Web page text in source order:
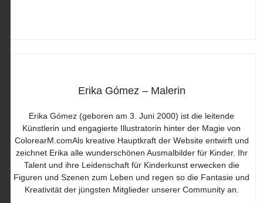
Erika Gómez – Malerin
Erika Gómez (geboren am 3. Juni 2000) ist die leitende
Künstlerin und engagierte Illustratorin hinter der Magie von
ColorearM.comAls kreative Hauptkraft der Website entwirft und
zeichnet Erika alle wunderschönen Ausmalbilder für Kinder. Ihr
Talent und ihre Leidenschaft für Kinderkunst erwecken die
Figuren und Szenen zum Leben und regen so die Fantasie und
Kreativität der jüngsten Mitglieder unserer Community an.